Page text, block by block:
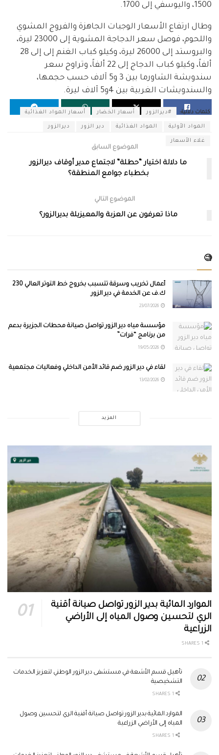
1500، واليوسفي إلى 1700.
وطال ارتفاع الأسعار الوجبات الجاهزة والفروج المشوي
واللحوم، فوصل سعر الدجاجة المشوية إلى 23000 ليرة،
والبروستد إلى 26000 ليرة، وكيلو كباب الغنم إلى إلى 28
ألفاً، وكيلو كباب الدجاج إلى 22 ألفاً، وتراوح سعر
سندويشة الشاورما بين 3 و5 آلاف حسب حجمها،
والسندويشات الغربية بين 4و5 آلاف ليرة.
كلمات دلالية: #ديرالزور أسعار الخضار أسعار المواد الغذائية
المواد الأولية المواد الغذائية دير الزور ديرالزور
غلاء الأسعار
الموضوع السابق
ما دلالة اختيار “حطلة” لاجتماع مدير أوقاف ديرالزور
بخطباء جوامع المنطقة؟
الموضوع التالي
ماذا تعرفون عن العزبة والمعيزيلة بديرالزور؟
🧐
أعمال تخريب وسرقة تتسبب بخروج خط التوتر العالي 230
ك.ف عن الخدمة في دير الزور
مؤسسة مياه دير الزور تواصل صيانة محطات الجزيرة بدعم
من برنامج “فرات”
لقاء في دير الزور ضم قائد الأمن الداخلي وفعاليات مجتمعية
المزيد
الموارد المائية بدير الزور تواصل صيانة أقنية
الري لتحسين وصول المياه إلى الأراضي
الزراعية
تأهيل قسم الأشعة في مستشفى دير الزور الوطني لتعزيز الخدمات
التشخيصية
الموارد المائية بدير الزور تواصل صيانة أقنية الري لتحسين وصول
المياه إلى الأراضي الزراعية